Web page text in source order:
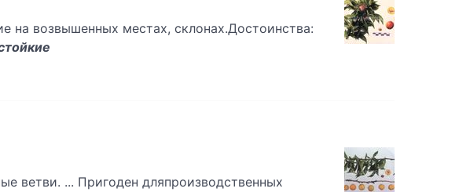
на возвышенных местах, склонах.Достоинства:
ветви. ... Пригоден дляпроизводственных